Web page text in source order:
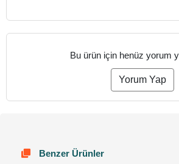
Bu ürün için henüz yorum
Yorum Yap
Benzer Ürünler